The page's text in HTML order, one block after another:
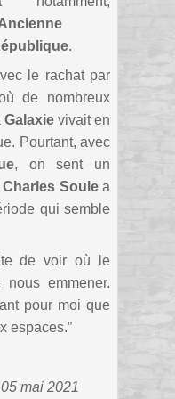
.
le rachat par
de nombreux
Galaxie vivait en
Pourtant, avec
, on sent un
Charles Soulea
qui semble
de voir où le
emmener.
pour moi que
espaces.”
mai 2021